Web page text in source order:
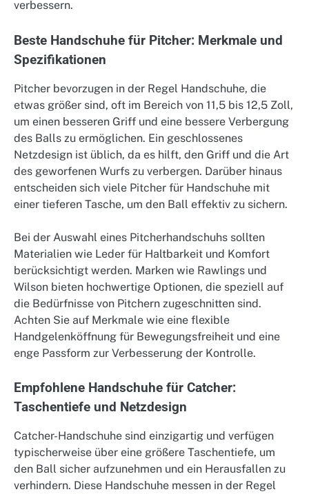
verbessern.
Beste Handschuhe für Pitcher: Merkmale und
Spezifikationen
Pitcher bevorzugen in der Regel Handschuhe, die
etwas größer sind, oft im Bereich von 11,5 bis 12,5 Zoll,
um einen besseren Griff und eine bessere Verbergung
des Balls zu ermöglichen. Ein geschlossenes
Netzdesign ist üblich, da es hilft, den Griff und die Art
des geworfenen Wurfs zu verbergen. Darüber hinaus
entscheiden sich viele Pitcher für Handschuhe mit
einer tieferen Tasche, um den Ball effektiv zu sichern.
Bei der Auswahl eines Pitcherhandschuhs sollten
Materialien wie Leder für Haltbarkeit und Komfort
berücksichtigt werden. Marken wie Rawlings und
Wilson bieten hochwertige Optionen, die speziell auf
die Bedürfnisse von Pitchern zugeschnitten sind.
Achten Sie auf Merkmale wie eine flexible
Handgelenköffnung für Bewegungsfreiheit und eine
enge Passform zur Verbesserung der Kontrolle.
Empfohlene Handschuhe für Catcher:
Taschentiefe und Netzdesign
Catcher-Handschuhe sind einzigartig und verfügen
typischerweise über eine größere Taschentiefe, um
den Ball sicher aufzunehmen und ein Herausfallen zu
verhindern. Diese Handschuhe messen in der Regel